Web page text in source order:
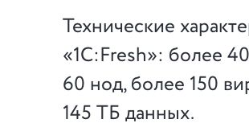
Технические
«1С:Fresh»: более
60 нод, более 150
145 ТБ данных.